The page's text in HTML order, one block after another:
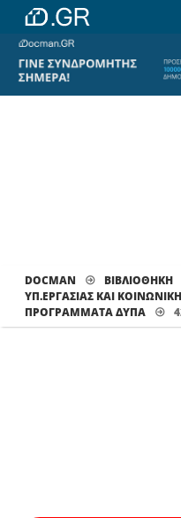
DOCMAN ΒΙΒΛΙΟΘΗΚΗ
ΥΠ.ΕΡΓΑΣΙΑΣ ΚΑΙ
ΠΡΟΓΡΆΜΜΑΤΑ ΔΥΠΑ